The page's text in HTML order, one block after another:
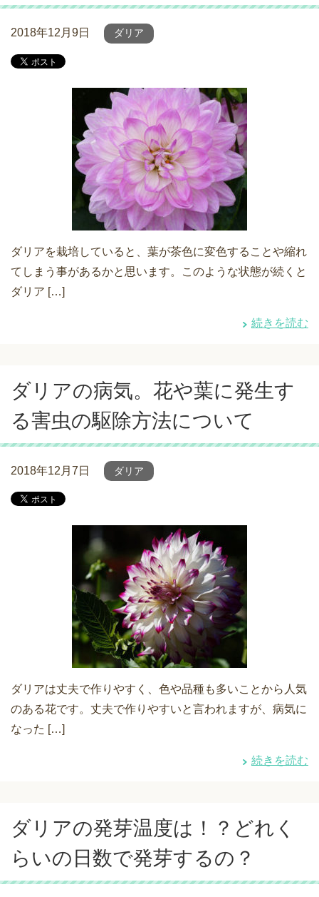
2018年12月9日 ダリア
ダリアを栽培していると、葉が茶色に変色することや縮れ
てしまう事があるかと思います。このような状態が続くと
ダリア […]
続きを読む
ダリアの病気。花や葉に発生す
る害虫の駆除方法について
2018年12月7日 ダリア
ダリアは丈夫で作りやすく、色や品種も多いことから人気
のある花です。丈夫で作りやすいと言われますが、病気に
なった […]
続きを読む
ダリアの発芽温度は！？どれく
らいの日数で発芽するの？